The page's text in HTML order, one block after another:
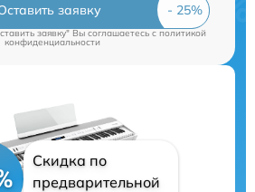
заявку
заявку" Вы соглашаетесь cполитикой
конфиденциальности
Скидка по
предварительной